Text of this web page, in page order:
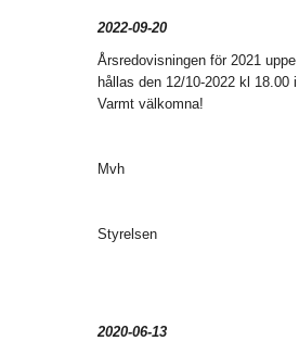
2022-09-20
Årsredovisningen för 2021
hållas den 12/10-2022 kl 18.00
Varmt välkomna!
Mvh
Styrelsen
2020-06-13